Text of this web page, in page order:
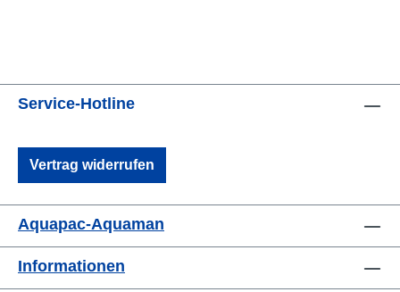
Service-Hotline
Vertrag widerrufen
Aquapac-Aquaman
Informationen